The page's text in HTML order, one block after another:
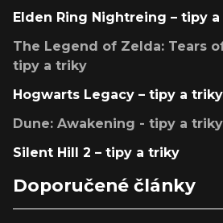
Elden Ring Nightreing – tipy
The Legend of Zelda: Tears
tipy a triky
Hogwarts Legacy – tipy a triky
Dune: Awakening - tipy a triky
Silent Hill 2 – tipy a triky
Doporučené články